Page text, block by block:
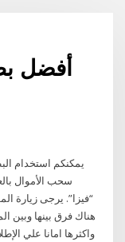
أفضل
يمكنكم استخدام
سحب الأموال
“فيزا”. يرجى زيارة
هناك فرق بينها وبين
واكثرها امانا علي